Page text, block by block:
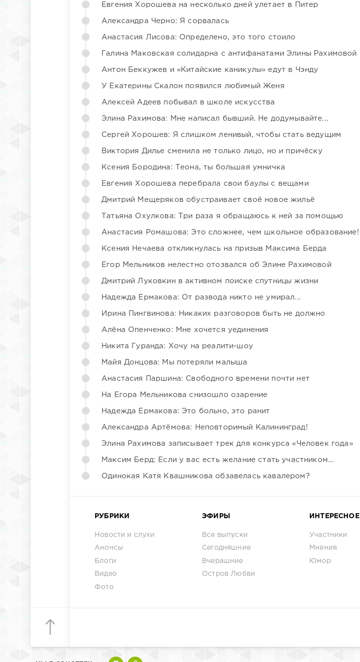
Евгения Хорошева на несколько дней улетает в Питер
Александра Черно: Я сорвалась
Анастасия Лисова: Определено, это того стоило
Галина Маковская солидарна с антифанатами Элины Рахимовой
Антон Беккужев и «Китайские каникулы» едут в Чэнду
У Екатерины Скалон появился любимый Женя
Алексей Адеев побывал в школе искусства
Элина Рахимова: Мне написал бывший. Не додумывайте...
Сергей Хорошев: Я слишком ленивый, чтобы стать ведущим
Виктория Дилье сменила не только лицо, но и причёску
Ксения Бородина: Теона, ты большая умничка
Евгения Хорошева перебрала свои баулы с вещами
Дмитрий Мещеряков обустраивает своё новое жильё
Татьяна Охулкова: Три раза я обращаюсь к ней за помощью
Анастасия Ромашова: Это сложнее, чем школьное образование!
Ксения Нечаева откликнулась на призыв Максима Берда
Егор Мельников нелестно отозвался об Элине Рахимовой
Дмитрий Луковкин в активном поиске спутницы жизни
Надежда Ермакова: От развода никто не умирал...
Ирина Пингвинова: Никаких разговоров быть не должно
Алёна Опенченко: Мне хочется уединения
Никита Гуранда: Хочу на реалити-шоу
Майя Донцова: Мы потеряли малыша
Анастасия Паршина: Свободного времени почти нет
На Егора Мельникова снизошло озарение
Надежда Ермакова: Это больно, это ранит
Александра Артёмова: Неповторимый Калининград!
Элина Рахимова записывает трек для конкурса «Человек года»
Максим Берд: Если у вас есть желание стать участником...
Одинокая Катя Квашникова обзавелась кавалером?
РУБРИКИ
Новости и слухи
Анонсы
Блоги
Видео
Фото
ЭФИРЫ
Все выпуски
Сегодняшние
Вчерашние
Остров Любви
ИНТЕРЕСНОЕ
Участники
Мнения
Юмор